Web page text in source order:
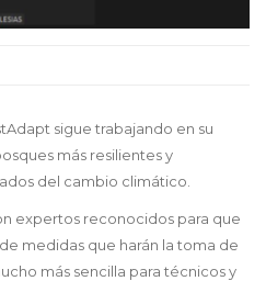
sigue trabajando en su
más resilientes y
del cambio climático.
expertos reconocidos para que
medidas que harán la toma de
más sencilla para técnicos y